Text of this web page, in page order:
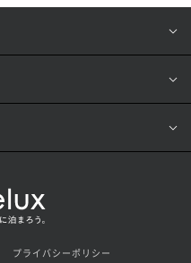
プライバシーポリシー